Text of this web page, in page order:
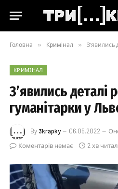
Головна » Кримінал » З’явились
КРИМІНАЛ
З’явились деталі
гуманітарки у
By 3krapky 06.05.2022
Коментарів немає
2 хв